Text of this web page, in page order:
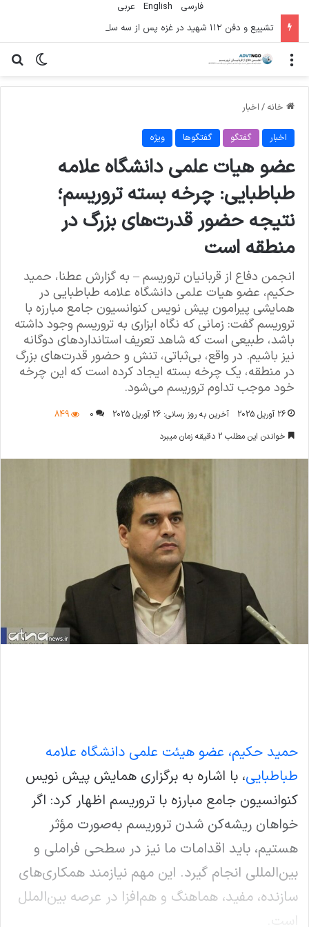
فارسی English
عربي
تشییع و دفن ۱۱۲ شهید در غزه پس از سه سال
تغییر منو
خانه / اخبار
اخبار گفتگو گفتگوها ویژه
عضو هیات علمی دانشگاه علامه
طباطبایی: چرخه بسته تروریسم؛
نتیجه حضور قدرت‌های بزرگ در
منطقه است
انجمن دفاع از قربانیان تروریسم – به گزارش عطنا، حمید
حکیم، عضو هیات علمی دانشگاه علامه طباطبایی در
همایشی پیرامون پیش نویس کنوانسیون جامع مبارزه با
تروریسم گفت: زمانی که نگاه ابزاری به تروریسم وجود داشته
باشد، طبیعی است که شاهد تعریف استانداردهای دوگانه
نیز باشیم. در واقع، بی‌ثباتی، تنش و حضور قدرت‌های بزرگ
در منطقه، یک چرخه بسته ایجاد کرده است که این چرخه
خود موجب تداوم تروریسم می‌شود.
26 آوریل 2025 آخرین به روز رسانی: 26 آوریل 2025 0
849
خواندن این مطلب 2 دقیقه زمان میبرد
حمید حکیم، عضو هیئت علمی دانشگاه علامه
طباطبایی، با اشاره به برگزاری همایش پیش نویس
کنوانسیون جامع مبارزه با تروریسم اظهار کرد: اگر
خواهان ریشه‌کن شدن تروریسم به‌صورت مؤثر
هستیم، باید اقدامات ما نیز در سطحی فراملی و
بین‌المللی انجام گیرد. این مهم نیازمند همکاری‌های
سازنده، مفید، هماهنگ و هم‌افزا در عرصه بین‌الملل
است.